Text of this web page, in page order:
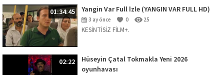
01:34:45 Yangin Var Full İzle (YANGIN VAR FULL HD)
3 ay önce 0 25
KESİNTİSİZ FİLM+.
02:22
Hüseyin Çatal Tokmakla Yeni 2026
oyunhavası